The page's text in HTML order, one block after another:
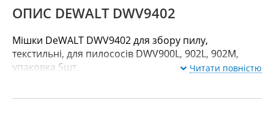
ОПИС DEWALT DWV9402
Мішки DeWALT DWV9402 для збору пилу,
текстильні, для пилососів DWV900L, 902L, 902M,
упаковка 5шт.
Читати повністю